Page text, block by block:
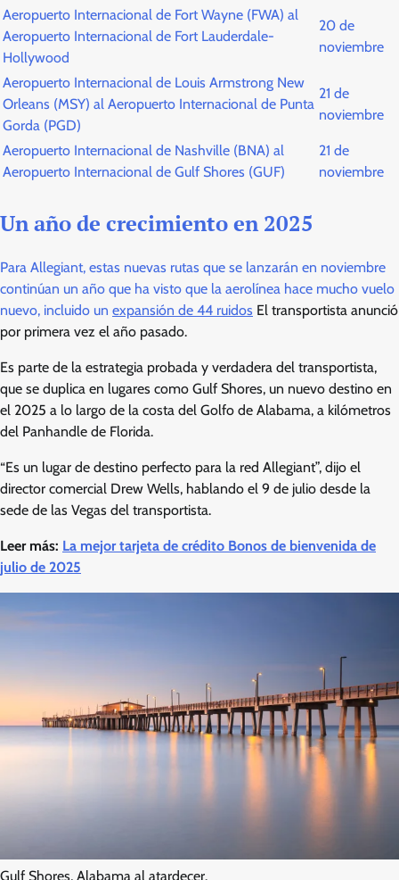
Aeropuerto Internacional de Fort Wayne (FWA) al
Aeropuerto Internacional de Fort Lauderdale-
Hollywood
20 de
noviembre
Aeropuerto Internacional de Louis Armstrong New
Orleans (MSY) al Aeropuerto Internacional de Punta
Gorda (PGD)
21 de
noviembre
Aeropuerto Internacional de Nashville (BNA) al
Aeropuerto Internacional de Gulf Shores (GUF)
21 de
noviembre
Un año de crecimiento en 2025
Para Allegiant, estas nuevas rutas que se lanzarán en noviembre
continúan un año que ha visto que la aerolínea hace mucho vuelo
nuevo, incluido un expansión de 44 ruidos El transportista anunció
por primera vez el año pasado.
Es parte de la estrategia probada y verdadera del transportista,
que se duplica en lugares como Gulf Shores, un nuevo destino en
el 2025 a lo largo de la costa del Golfo de Alabama, a kilómetros
del Panhandle de Florida.
“Es un lugar de destino perfecto para la red Allegiant”, dijo el
director comercial Drew Wells, hablando el 9 de julio desde la
sede de las Vegas del transportista.
Leer más: La mejor tarjeta de crédito Bonos de bienvenida de
julio de 2025
Gulf Shores, Alabama al atardecer.